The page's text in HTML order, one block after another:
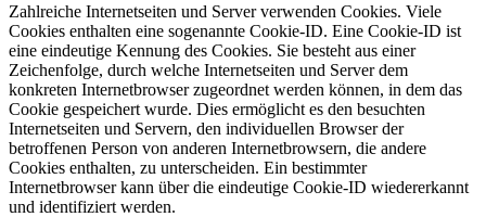
Zahlreiche Internetseiten und Server verwenden Cookies. Viele
Cookies enthalten eine sogenannte Cookie-ID. Eine Cookie-ID ist
eine eindeutige Kennung des Cookies. Sie besteht aus einer
Zeichenfolge, durch welche Internetseiten und Server dem
konkreten Internetbrowser zugeordnet werden können, in dem das
Cookie gespeichert wurde. Dies ermöglicht es den besuchten
Internetseiten und Servern, den individuellen Browser der
betroffenen Person von anderen Internetbrowsern, die andere
Cookies enthalten, zu unterscheiden. Ein bestimmter
Internetbrowser kann über die eindeutige Cookie-ID wiedererkannt
und identifiziert werden.